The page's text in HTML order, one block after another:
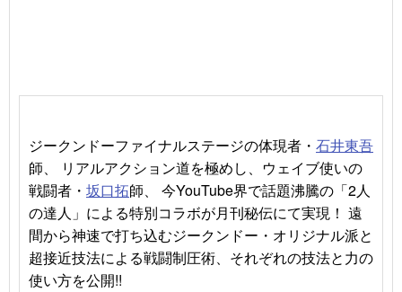
ジークンドーファイナルステージの体現者・ 石井東吾
師、 リアルアクション道を極めし、ウェイブ使いの
戦闘者・ 坂口拓師、 今YouTube界で話題沸騰の「2人
の達人」による特別コラボが月刊秘伝にて実現！ 遠
間から神速で打ち込むジークンドー・オリジナル派と
超接近技法による戦闘制圧術、それぞれの技法と力の
使い方を公開!!